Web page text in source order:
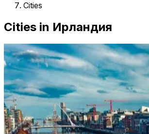
Cities
Cities in Ирландия